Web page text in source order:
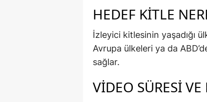
HEDEF KITLE
İzleyici kitlesinin yaşadığı
Avrupa ülkeleri ya da
sağlar.
VIDEO SÜRESI